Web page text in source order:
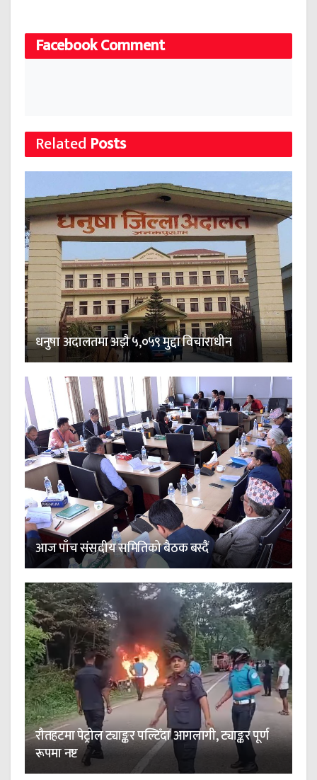
Facebook Comment
Related Posts
धनुषा अदालतमा अझै ५,०५९ मुद्दा विचाराधीन
आज पाँच संसदीय समितिको बैठक बस्दैं
रौतहटमा पेट्रोल ट्याङ्कर पल्टिँदा आगलागी, ट्याङ्कर पूर्ण
रूपमा नष्ट